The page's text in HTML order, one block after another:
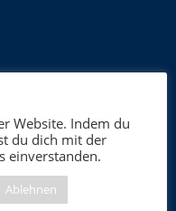
Website. Indem du
du dich mit der
einverstanden.
Ablehnen